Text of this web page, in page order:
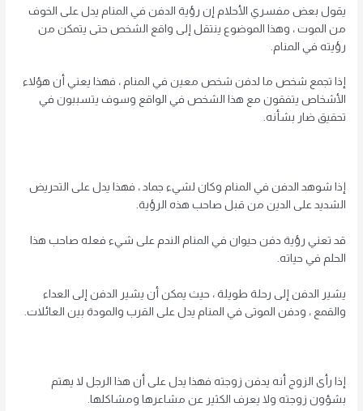
يقول بعض مفسري الأحلام إن رؤية الدفن في المنام يدل على الخوف
من الموت ، وهذا الموضوع ينتقل إلى واقع الشخص حتى يتمكن من
رؤيته في المنام.
إذا تجمع شخص ما لدفن شخص معين في المنام ، فهذا يعني أن هؤلاء
الأشخاص يتفقون مع هذا الشخص في الواقع وسوف يتسببون في
تحقيق ضار بشأنه.
إذا شوهد الدفن في المنام وكان لشيء جماد ، فهذا يدل على التحريض
الشديد على الدين من قبل صاحب هذه الرؤية.
قد تعني رؤية دفن حيوان في المنام الندم على شيء فعله صاحب هذا
الحلم في حياته.
يشير الدفن إلى رحلة طويلة ، حيث يمكن أن يشير الدفن إلى العداء
والقمع ، ودفن الموتى في المنام يدل على القرب والمودة بين العائلات.
إذا رأى الزوج أنه يدفن زوجته فهذا يدل على أن هذا الرجل لا يهتم
بشؤون زوجته ولا يعرف الكثير عن مشاعرها ومشاكلها.